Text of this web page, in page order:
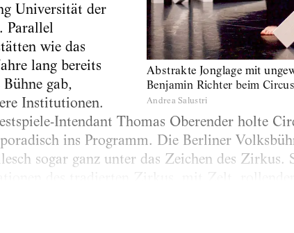
Abstrakte Jonglage mit
Benjamin Richter beim
Andrea Salustri
Universität der
Parallel
wie das
lang bereits
gab,
Institutionen.
Intendant Thomas Oberender holte
ins Programm. Die Berliner
sogar ganz unter das Zeichen des Zirkus.